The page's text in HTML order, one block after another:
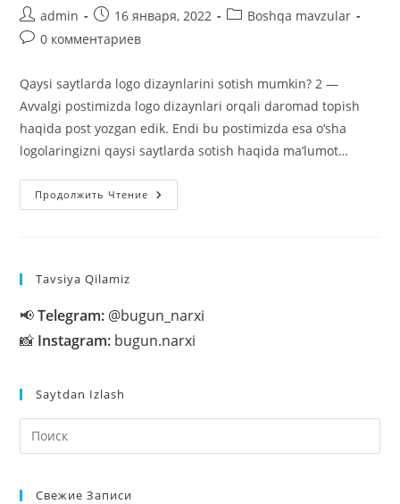
Автор
записи:
admin
Запись
опубликована:
16 января, 2022
Рубрика
Boshqa mavzular
Комментарии
записи:
0 комментариев
Qaysi saytlarda logo dizaynlarini sotish mumkin? 2 ―
Avvalgi postimizda logo dizaynlari orqali daromad topish
haqida post yozgan edik. Endi bu postimizda esa o‘sha
logolaringizni qaysi saytlarda sotish haqida ma‘lumot…
Продолжить Чтение Qaysi
Saytlarda
Tavsiya Qilamiz
📢Telegram: @bugun_narxi
📸 Instagram: bugun.narxi
Saytdan Izlash
Свежие Записи